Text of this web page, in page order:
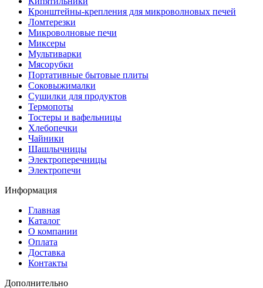
Кронштейны-крепления для микроволновых печей
Ломтерезки
Микроволновые печи
Миксеры
Мультиварки
Мясорубки
Портативные бытовые плиты
Соковыжималки
Сушилки для продуктов
Термопоты
Тостеры и вафельницы
Хлебопечки
Чайники
Шашлычницы
Электроперечницы
Электропечи
Информация
Главная
Каталог
О компании
Оплата
Доставка
Контакты
Дополнительно